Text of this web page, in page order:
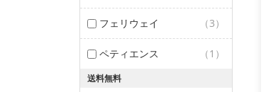
フェリウェイ （3）
ペティエンス （1）
送料無料